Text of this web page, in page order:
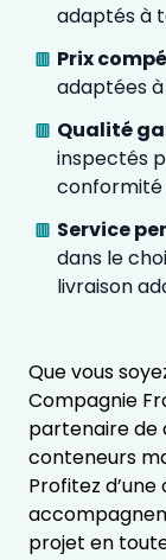
adaptés à
Prix
adaptées
Qualité
inspectés
conformité
Service
dans le
livraison
Que vous
Compagnie
partenaire de
conteneurs
Profitez
projet en